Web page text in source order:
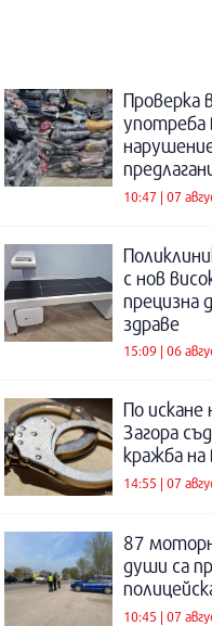
Проверка
употреба
10:47 | 07
с нов
прецизна
здраве
15:09 | 06
По искане
Загора
кражба
14:55 | 07
87
души са
10:45 | 07